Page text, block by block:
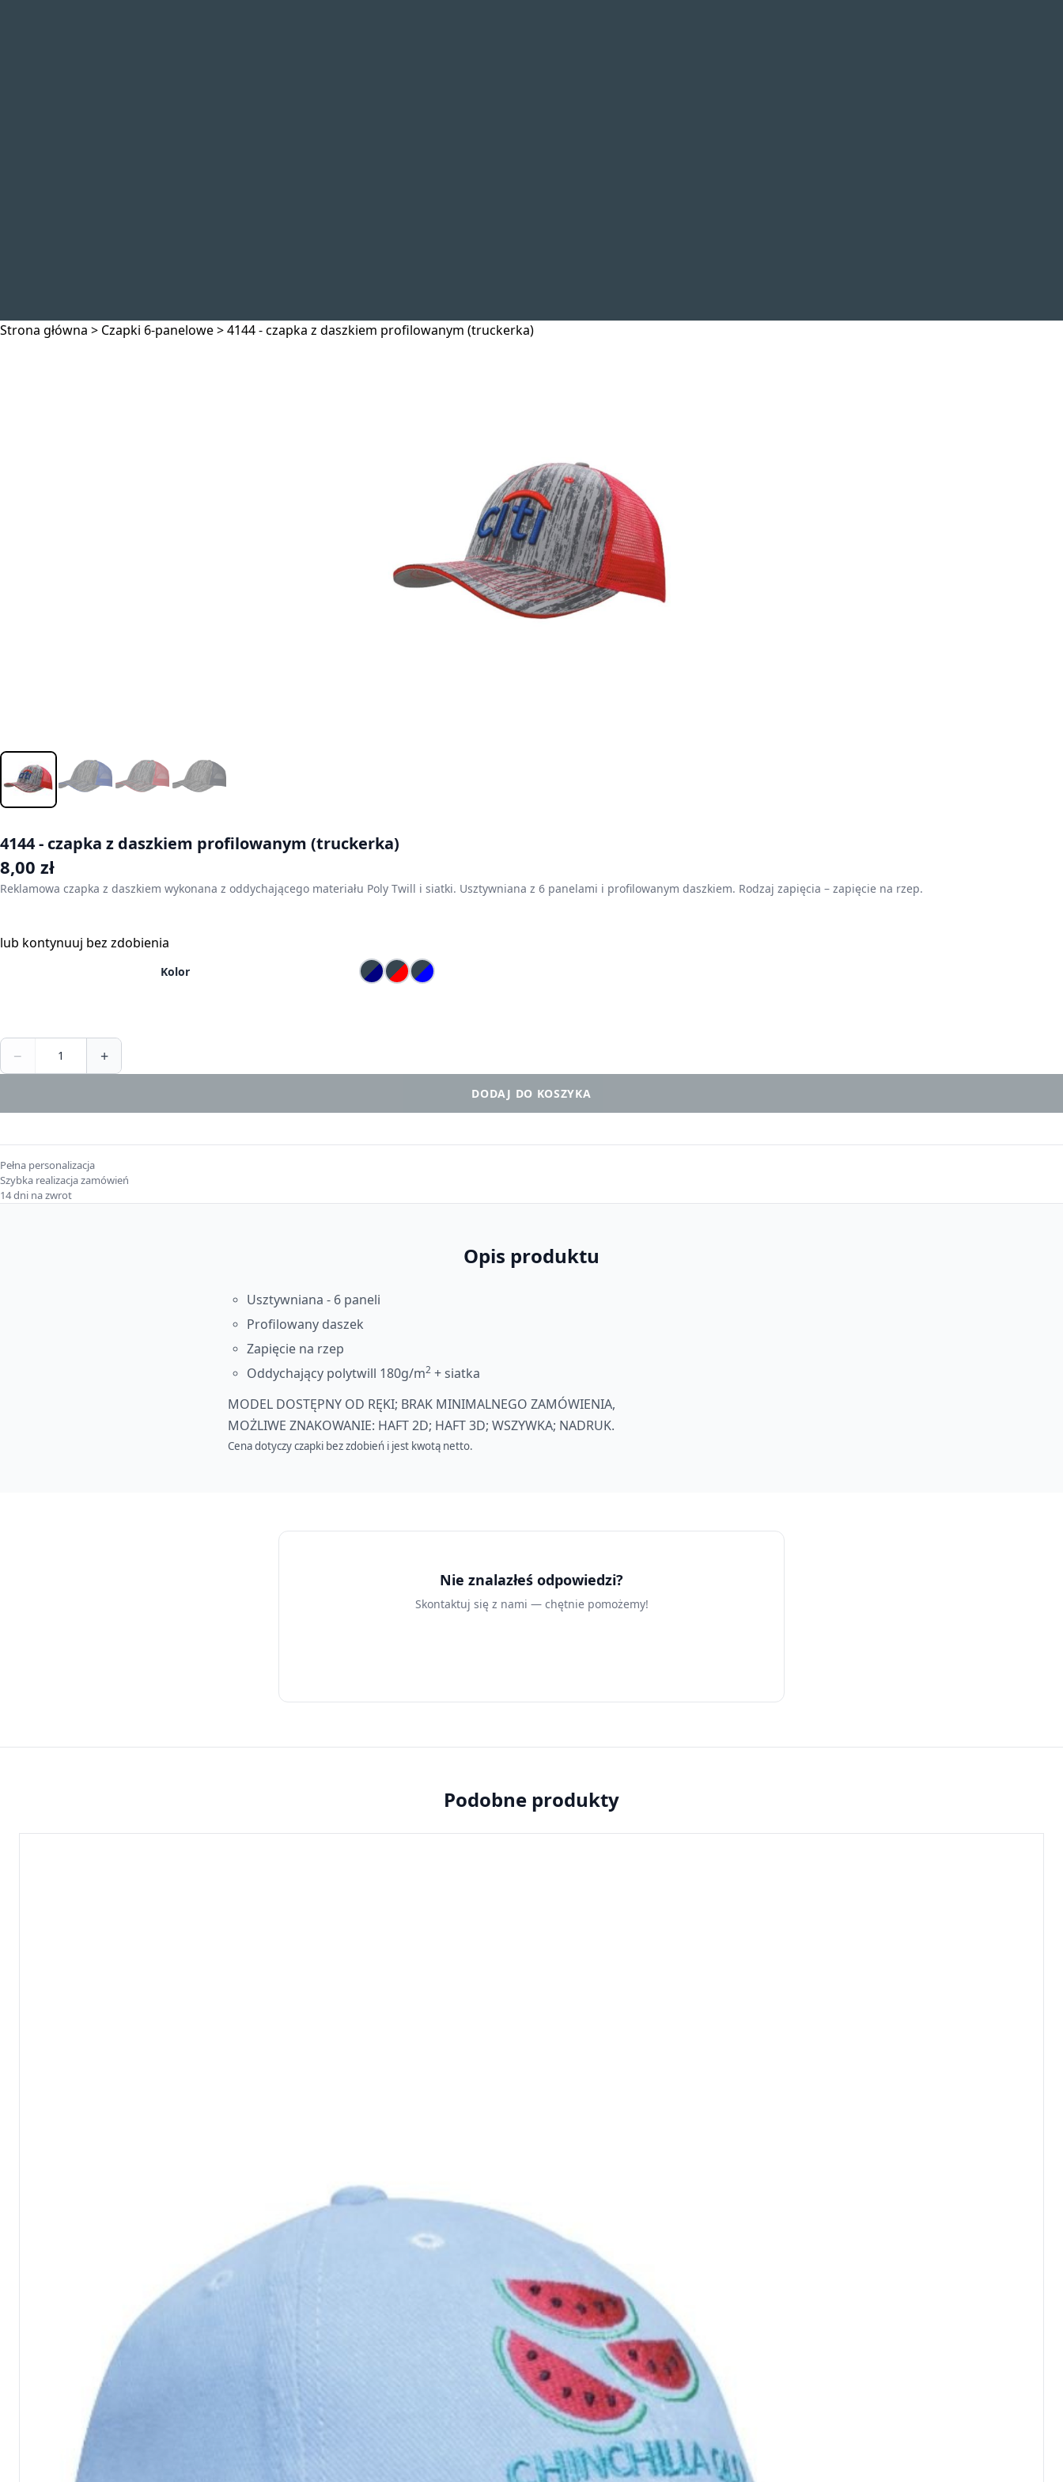
Strona główna > Czapki 6-panelowe>4144 - czapka z daszkiem profilowanym (truckerka)
4144 - czapka z daszkiem profilowanym (truckerka)
8,00 zł
Reklamowa czapka z daszkiem wykonana z oddychającego materiału Poly Twill i siatki. Usztywniana z 6 panelami i profilowanym daszkiem. Rodzaj zapięcia – zapięcie na rzep.
lub kontynuuj bez zdobienia
Kolor
− +
DODAJ DO KOSZYKA
Pełna personalizacja
Szybka realizacja zamówień
14 dni na zwrot
Opis produktu
Usztywniana - 6 paneli
Profilowany daszek
Zapięcie na rzep
Oddychający polytwill 180g/m2 + siatka
MODEL DOSTĘPNY OD RĘKI; BRAK MINIMALNEGO ZAMÓWIENIA,
MOŻLIWE ZNAKOWANIE: HAFT 2D; HAFT 3D; WSZYWKA; NADRUK.
Cena dotyczy czapki bez zdobień i jest kwotą netto.
Nie znalazłeś odpowiedzi?
Skontaktuj się z nami — chętnie pomożemy!
Podobne produkty